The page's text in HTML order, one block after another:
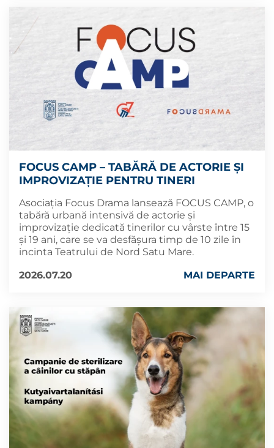
FOCUS CAMP – TABĂRĂ DE ACTORIE ȘI
IMPROVIZAȚIE PENTRU TINERI
Asociația Focus Drama lansează FOCUS CAMP, o
tabără urbană intensivă de actorie și
improvizație dedicată tinerilor cu vârste între 15
și 19 ani, care se va desfășura timp de 10 zile în
incinta Teatrului de Nord Satu Mare.
2026.07.20
MAI DEPARTE